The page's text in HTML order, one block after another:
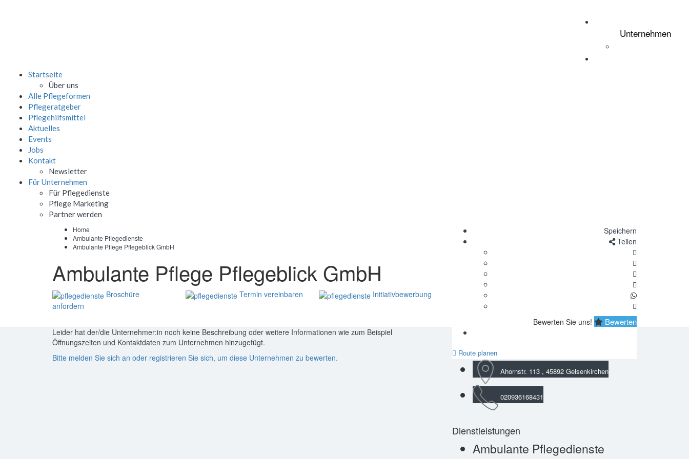
Unternehmen
Startseite
Über uns
Alle Pflegeformen
Pflegeratgeber
Pflegehilfsmittel
Aktuelles
Events
Jobs
Kontakt
Newsletter
Für Unternehmen
Für Pflegedienste
Pflege Marketing
Partner werden
Home
Ambulante Pflegedienste
Ambulante Pflege Pflegeblick GmbH
Ambulante Pflege Pflegeblick GmbH
Broschüre
anfordern
Termin vereinbaren Initiativbewerbung
Speichern
Teilen
Bewerten Sie uns! Bewerten
Leider hat der/die Unternehmer:in noch keine Beschreibung oder weitere Informationen wie zum Beispiel
Öffnungszeiten und Kontaktdaten zum Unternehmen hinzugefügt.
Bitte melden Sie sich an oder registrieren Sie sich, um diese Unternehmen zu bewerten.
Route planen
Ahornstr. 113 , 45892 Gelsenkirchen
020936168431
Dienstleistungen
Ambulante Pflegedienste